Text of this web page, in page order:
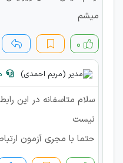
میشم
۰
سلام متاسفانه در این
نیست
حتما با مجری آزمون